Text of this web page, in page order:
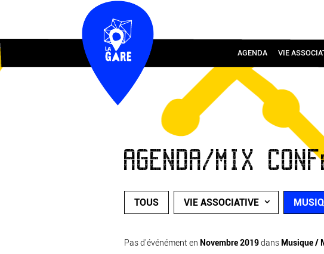
AGENDA VIE
AGENDA/MIX
TOUS VIE ASSOCIATIVE
Pas d'événément en Novembre 2019dans Musique /